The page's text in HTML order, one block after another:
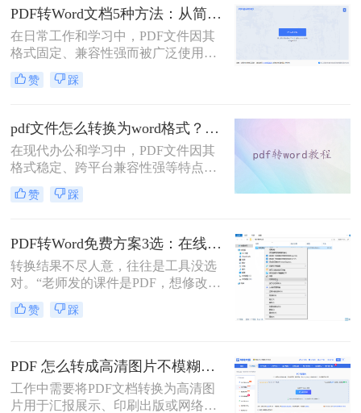
PDF转Word文档5种方法：从简单复制到专业软件的适用范围！
在日常工作和学习中，PDF文件因其
格式固定、兼容性强而被广泛使用。
然而，PDF的静态特性也带来了编辑
困难的问题。为了便于修改和协作，
许多用户的刚需。那么pdf怎么转换成
word文档呢？本文将详细介绍五种常
用的PDF转Word方法，帮助您选择最
适合自己的解决方案。
赞 踩
pdf文件怎么转换为word格式？这3种转换方法可以尝试下！
在现代办公和学习中，PDF文件因其
格式稳定、跨平台兼容性强等特点而
被广泛使用。然而，当需要编辑PDF
文件中的内容时，将其转换为Word格
换为word格式呢？本文将介绍三种简
单实用的方法，帮助您轻松将PDF文
件转换为Word格式。
赞 踩
PDF转Word免费方案3选：在线免费额度、客户端试用和Word自带的区别！
转换结果不尽人意，往往是工具没选
对。“老师发的课件是PDF，想修改内
容怎么办？”“客户发来的合同是
PDF，需要调整条款怎么处理？”从事
的“灵魂拷问”。
赞 踩
PDF 怎么转成高清图片不模糊？5种高清转换方法（2026实测指南）
工作中需要将PDF文档转换为高清图
片用于汇报展示、印刷出版或网络分